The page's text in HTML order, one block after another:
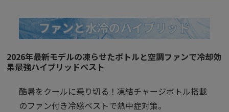
2026年最新モデルの凍らせたボトルと空調ファンで冷却効
果最強ハイブリッドベスト
酷暑をクールに乗り切る！凍結チャージボトル搭載
のファン付き冷感ベストで熱中症対策。